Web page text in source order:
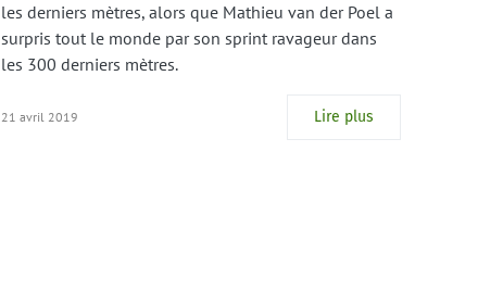
les derniers mètres, alors que Mathieu van der Poel a
surpris tout le monde par son sprint ravageur dans
les 300 derniers mètres.
21 avril 2019 Lire plus